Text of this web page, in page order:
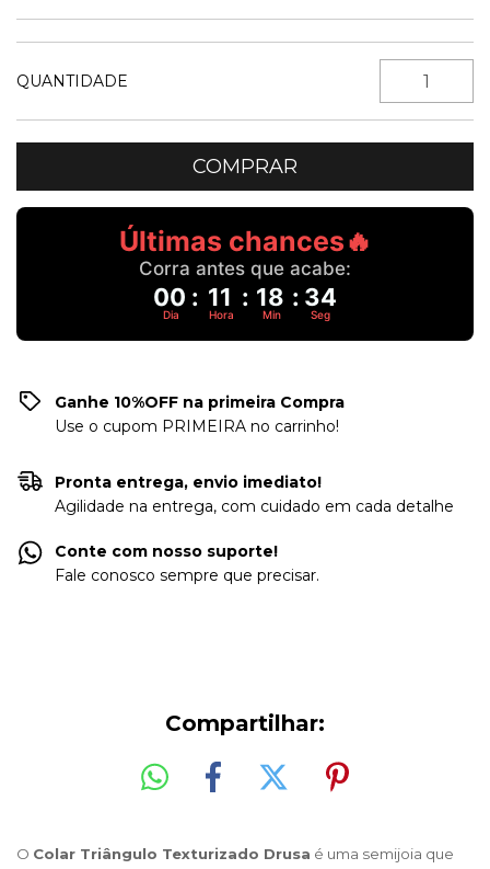
QUANTIDADE
Últimas chances🔥
Corra antes que acabe:
00 : 11 : 18 : 34
Dia Hora Min Seg
Ganhe 10%OFF na primeira Compra
Use o cupom PRIMEIRA no carrinho!
Pronta entrega, envio imediato!
Agilidade na entrega, com cuidado em cada detalhe
Conte com nosso suporte!
Fale conosco sempre que precisar.
Compartilhar:
O Colar Triângulo Texturizado Drusa é uma semijoia que